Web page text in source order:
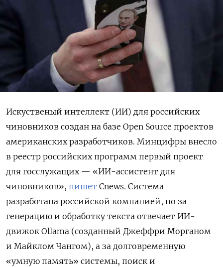
Искуственый интеллект (ИИ) для российских
чиновников создан на базе Open Source проектов
американских разработчиков. Минцифры внесло
в реестр российских программ первый проект
для госслужащих — «ИИ-ассистент для
чиновников», пишет Cnews. Система
разработана российской компанией, но за
генерацию и обработку текста отвечает ИИ-
движок Ollama (созданный Джеффри Морганом
и Майклом Чангом), а за долговременную
«умную память» системы, поиск и